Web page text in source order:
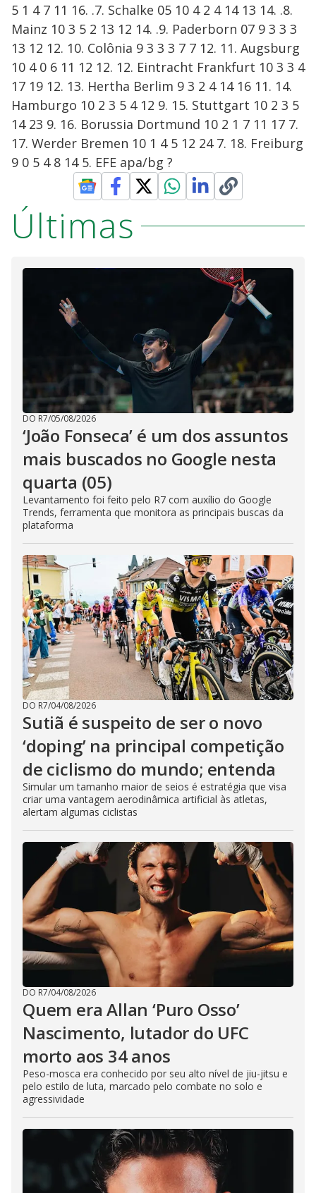
5 1 4 7 11 16. .7. Schalke 05 10 4 2 4 14 13 14. .8.
Mainz 10 3 5 2 13 12 14. .9. Paderborn 07 9 3 3 3
13 12 12. 10. Colônia 9 3 3 3 7 7 12. 11. Augsburg
10 4 0 6 11 12 12. 12. Eintracht Frankfurt 10 3 3 4
17 19 12. 13. Hertha Berlim 9 3 2 4 14 16 11. 14.
Hamburgo 10 2 3 5 4 12 9. 15. Stuttgart 10 2 3 5
14 23 9. 16. Borussia Dortmund 10 2 1 7 11 17 7.
17. Werder Bremen 10 1 4 5 12 24 7. 18. Freiburg
9 0 5 4 8 14 5. EFE apa/bg ?
Últimas
DO R7/05/08/2026
‘João Fonseca’ é um dos assuntos
mais buscados no Google nesta
quarta (05)
Levantamento foi feito pelo R7 com auxílio do Google
Trends, ferramenta que monitora as principais buscas da
plataforma
DO R7/04/08/2026
Sutiã é suspeito de ser o novo
‘doping’ na principal competição
de ciclismo do mundo; entenda
Simular um tamanho maior de seios é estratégia que visa
criar uma vantagem aerodinâmica artificial às atletas,
alertam algumas ciclistas
DO R7/04/08/2026
Quem era Allan ‘Puro Osso’
Nascimento, lutador do UFC
morto aos 34 anos
Peso-mosca era conhecido por seu alto nível de jiu-jitsu e
pelo estilo de luta, marcado pelo combate no solo e
agressividade